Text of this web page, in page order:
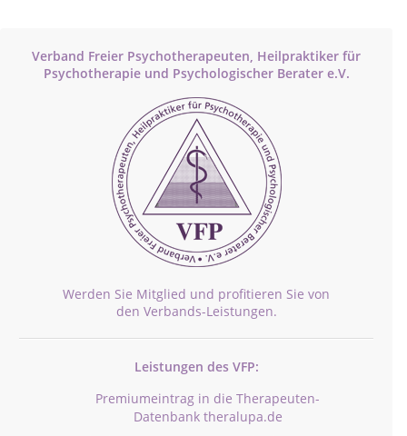
Verband Freier Psychotherapeuten, Heilpraktiker für
Psychotherapie und Psychologischer Berater e.V.
Werden Sie Mitglied und profitieren Sie von
den Verbands-Leistungen.
Leistungen des VFP:
Premiumeintrag in die Therapeuten-
Datenbank theralupa.de